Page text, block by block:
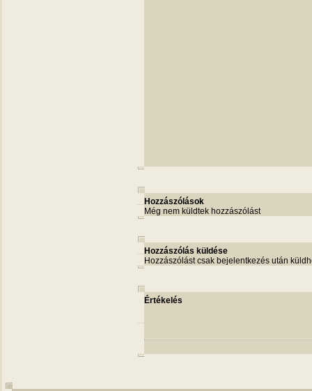
Hozzászólások
Még nem küldtek hozzászólást
Hozzászólás küldése
Hozzászólást csak bejelentkezés után
Értékelés